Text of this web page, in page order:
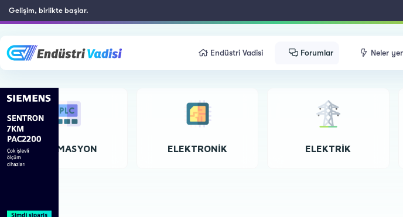
Gelişim, birlikte başlar.
Endüstri Vadisi Forumlar Neler
OTOMASYON ELEKTRONIK ELEKTRIK